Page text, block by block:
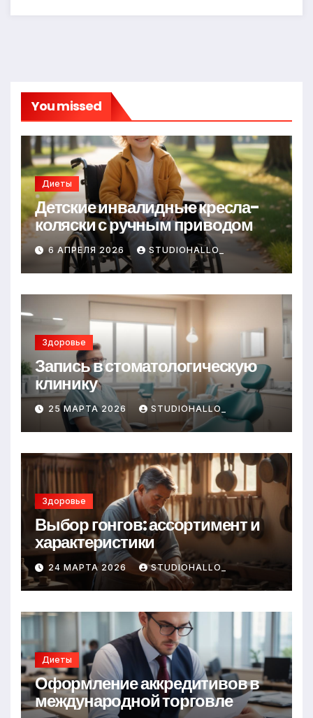
You missed
Диеты
Детские инвалидные кресла-
коляски с ручным приводом
6 АПРЕЛЯ 2026 STUDIOHALLO_
Здоровье
Запись в стоматологическую
клинику
25 МАРТА 2026 STUDIOHALLO_
Здоровье
Выбор гонгов: ассортимент и
характеристики
24 МАРТА 2026 STUDIOHALLO_
Диеты
Оформление аккредитивов в
международной торговле